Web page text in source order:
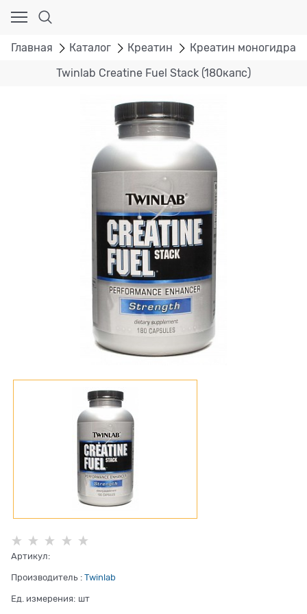
Главная Каталог Креатин Креатин моногидрат
Twinlab Creatine Fuel Stack (180капс)
Артикул:
Производитель : Twinlab
Ед. измерения: шт